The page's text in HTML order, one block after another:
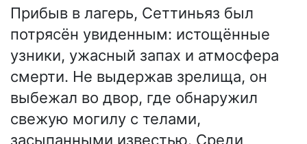
Прибыв в лагерь, Сеттиньяз был
потрясён увиденным: истощённые
узники, ужасный запах и атмосфера
смерти. Не выдержав зрелища, он
выбежал во двор, где обнаружил
свежую могилу с телами,
засыпанными известью. Среди